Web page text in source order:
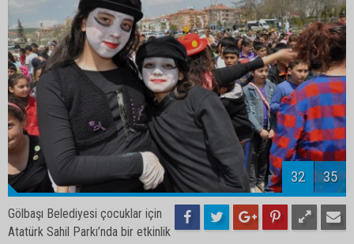
34 35
Gölbaşı Belediyesi çocuklar için
Atatürk Sahil Parkı’nda bir etkinlik